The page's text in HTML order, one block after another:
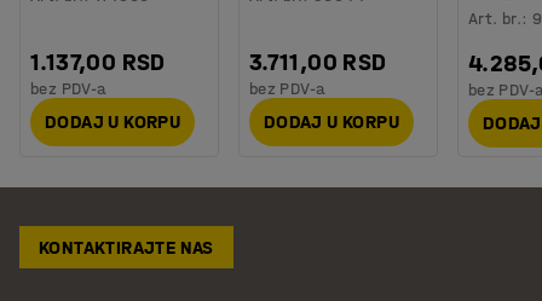
1.137,00 RSD
bez PDV-a
DODAJ U KORPU
3.711,00 RSD
bez PDV-a
DODAJ U KORPU
Art. br.:
bez PDV-
KONTAKTIRAJTE NAS